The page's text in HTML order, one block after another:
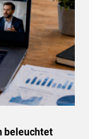
beleuchtet